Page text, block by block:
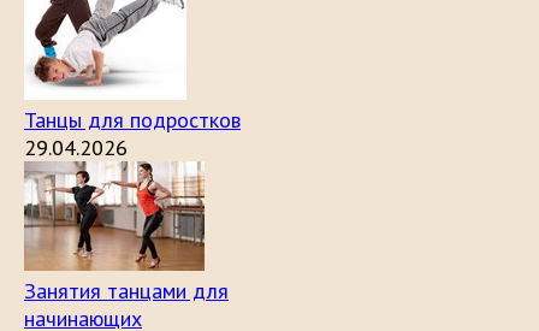
Танцы для подростков
29.04.2026
Занятия танцами для
начинающих